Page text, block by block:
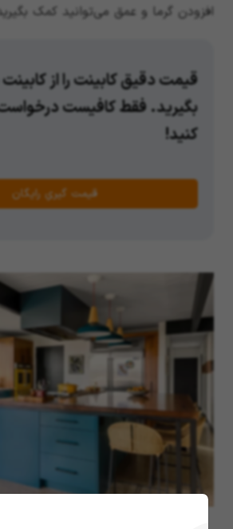
افزودن گرما و عمق می‌توانید کمک
قیمت دقیق کابینت را از
بگیرید. فقط کافیست
کنید!
قیمت گیریِ رایگان